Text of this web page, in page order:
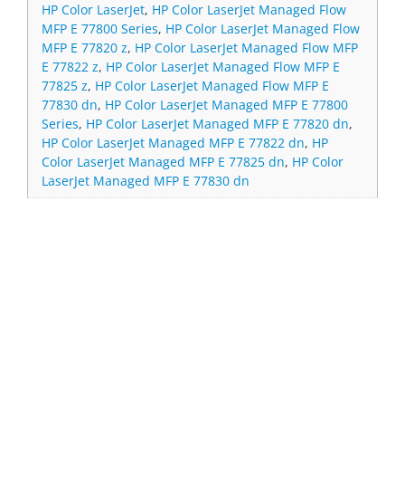
HP Color LaserJet, HP Color LaserJet Managed Flow
MFP E 77800 Series, HP Color LaserJet Managed Flow
MFP E 77820 z, HP Color LaserJet Managed Flow MFP
E 77822 z, HP Color LaserJet Managed Flow MFP E
77825 z, HP Color LaserJet Managed Flow MFP E
77830 dn, HP Color LaserJet Managed MFP E 77800
Series, HP Color LaserJet Managed MFP E 77820 dn,
HP Color LaserJet Managed MFP E 77822 dn, HP
Color LaserJet Managed MFP E 77825 dn, HP Color
LaserJet Managed MFP E 77830 dn